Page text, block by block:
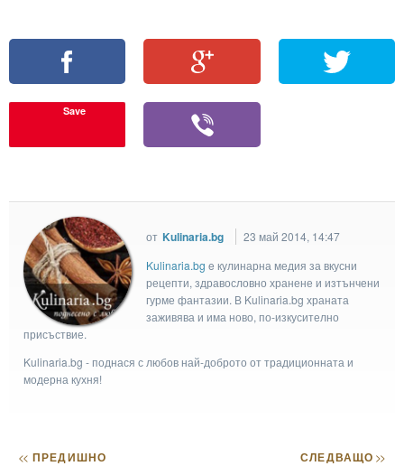
Save
от Kulinaria.bg
23 май 2014, 14:47
Kulinaria.bg e кулинарна медия за вкусни
рецепти, здравословно хранене и изтънчени
гурме фантазии. В Kulinaria.bg храната
заживява и има ново, по-изкусително
присъствие.
Kulinaria.bg - поднася с любов най-доброто от традиционната и
модерна кухня!
<< ПРЕДИШНО СЛЕДВАЩО>>